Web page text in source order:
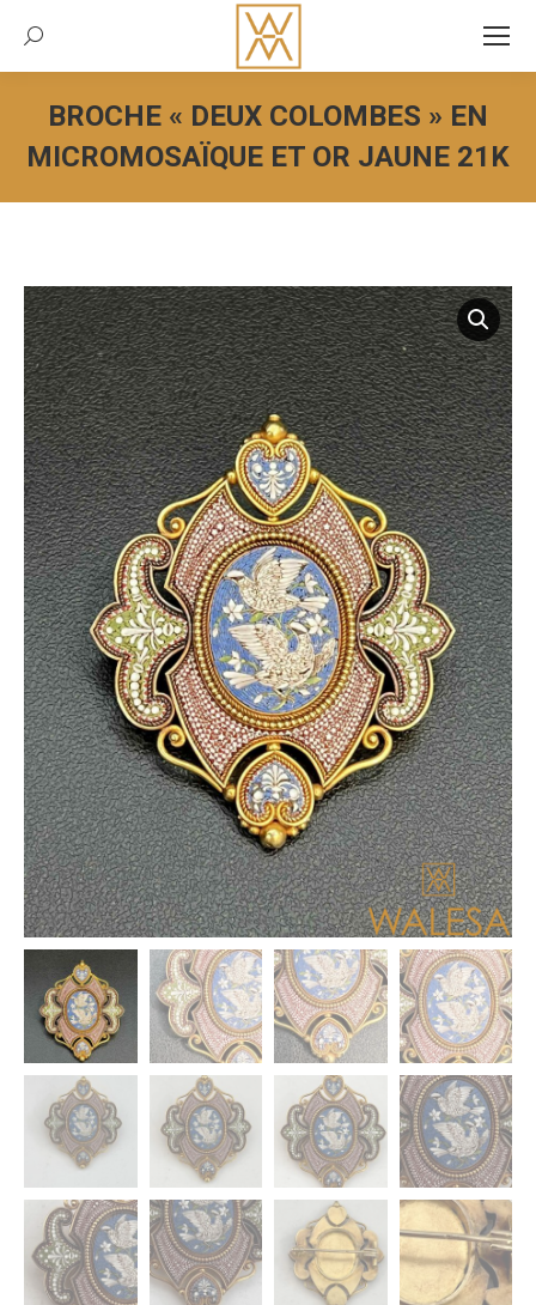
Recherche:
BROCHE « DEUX COLOMBES » EN
MICROMOSAÏQUE ET OR JAUNE 21K
Vous êtes ici :